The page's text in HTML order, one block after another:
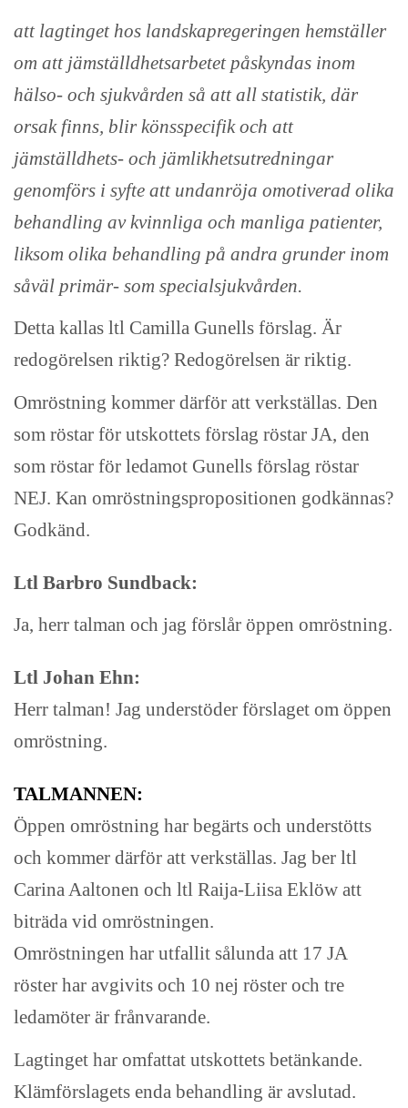
att lagtinget hos landskapregeringen hemställer
om att jämställdhetsarbetet påskyndas inom
hälso- och sjukvården så att all statistik, där
orsak finns, blir könsspecifik och att
jämställdhets- och jämlikhetsutredningar
genomförs i syfte att undanröja omotiverad olika
behandling av kvinnliga och manliga patienter,
liksom olika behandling på andra grunder inom
såväl primär- som specialsjukvården.
Detta kallas ltl Camilla Gunells förslag. Är
redogörelsen riktig? Redogörelsen är riktig.
Omröstning kommer därför att verkställas. Den
som röstar för utskottets förslag röstar JA, den
som röstar för ledamot Gunells förslag röstar
NEJ. Kan omröstningspropositionen godkännas?
Godkänd.
Ltl Barbro Sundback:
Ja, herr talman och jag förslår öppen omröstning.
Ltl Johan Ehn:
Herr talman! Jag understöder förslaget om öppen
omröstning.
TALMANNEN:
Öppen omröstning har begärts och understötts
och kommer därför att verkställas. Jag ber ltl
Carina Aaltonen och ltl Raija-Liisa Eklöw att
biträda vid omröstningen.
Omröstningen har utfallit sålunda att 17 JA
röster har avgivits och 10 nej röster och tre
ledamöter är frånvarande.
Lagtinget har omfattat utskottets betänkande.
Klämförslagets enda behandling är avslutad.